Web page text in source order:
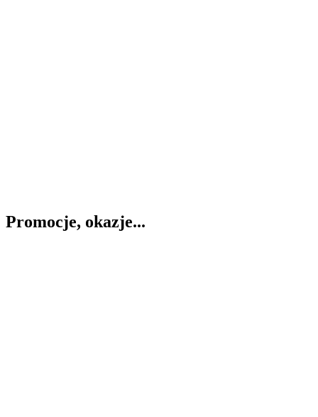
Promocje, okazje...